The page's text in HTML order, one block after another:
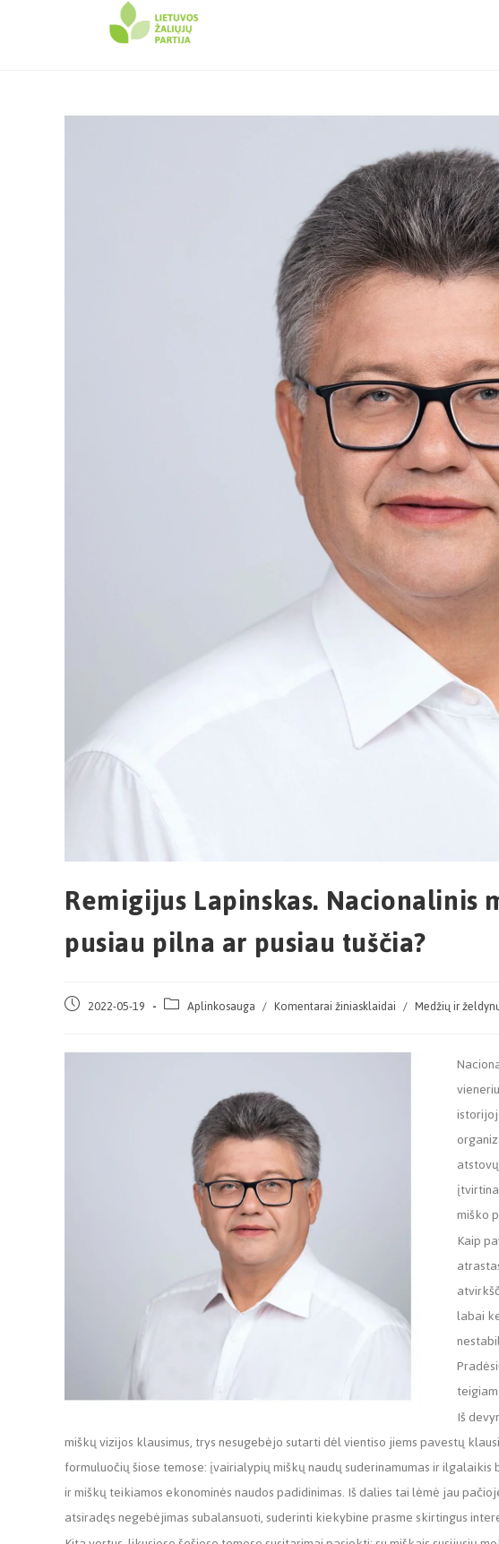
Remigijus Lapinskas. Nacionalinis
pusiau pilna ar pusiau tuščia?
2022-05-19 Aplinkosauga / Komentarai žiniasklaidai / Medžių ir
miško
Kaip
labai
Iš
miškų vizijos klausimus, trys nesugebėjo sutarti dėl vientiso jiems pavestų
formuluočių šiose temose: įvairialypių miškų naudų suderinamumas ir
ir miškų teikiamos ekonominės naudos padidinimas. Iš dalies tai lėmė jau
atsiradęs negebėjimas subalansuoti, suderinti kiekybine prasme skirtingus